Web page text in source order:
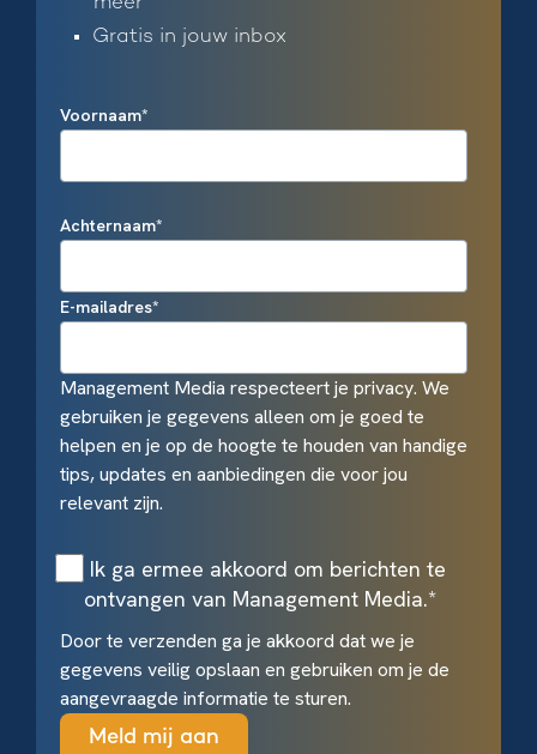
Gratis in jouw inbox
Voornaam*
Achternaam*
E-mailadres*
Management Media respecteert je privacy. We
gebruiken je gegevens alleen om je goed te
helpen en je op de hoogte te houden van handige
tips, updates en aanbiedingen die voor jou
relevant zijn.
Ik ga ermee akkoord om berichten te
ontvangen van Management Media.*
Door te verzenden ga je akkoord dat we je
gegevens veilig opslaan en gebruiken om je de
aangevraagde informatie te sturen.